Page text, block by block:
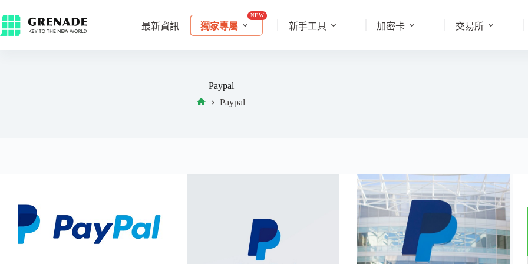
最新資訊 獨家專屬 新手工具 加密卡 交易所
Paypal
Paypal